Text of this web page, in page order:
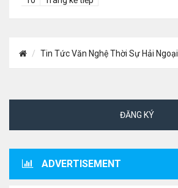
Tin Tức Văn Nghệ Thời Sự Hải Ngoại
ĐĂNG KÝ
ADVERTISEMENT